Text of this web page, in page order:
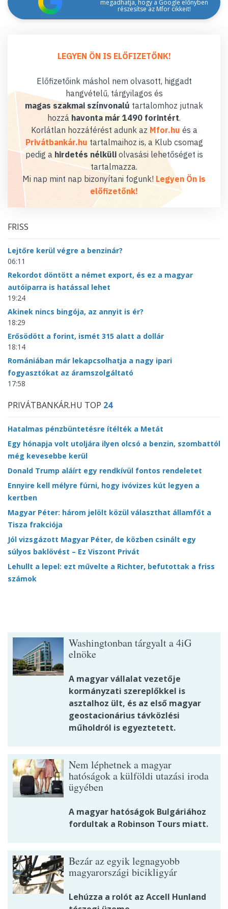
megadhatja, hogy a Google előnyben
részesítse az Mfor cikkeit!
LEGYEN ÖN IS ELŐFIZETŐNK!
Előfizetőink máshol nem olvasott, higgadt
hangvételű, tárgyilagos és
magas szakmai színvonalú tartalomhoz jutnak
hozzáhavonta már 1490 forintért.
Korlátlan hozzáférést adunk az Mfor.hu és a
Privátbankár.hu tartalmaihoz is, a Klub csomag
pedig a hirdetés nélküliolvasási lehetőséget is
tartalmazza.
Mi nap mint nap bizonyítani fogunk! Legyen Ön is
előfizetőnk!
FRISS
Lejtőre kerül végre a benzinár?
06:11
Rekordot döntött a német export, és ez a magyar
autóiparra is hatással lehet
19:24
Akinek nincs bingója, az annyit is ér?
18:29
Erősödött a forint, ismét 315 alatt a dollár
18:14
Romániában már lekapcsolhatja a nagy ipari
fogyasztókat az áramszolgáltató
17:58
PRIVÁTBANKÁR.HU TOP 24
Hatalmas pénzbüntetésre ítélték a Metát
Egy hónapja volt utoljára ilyen olcsó a benzin, szombattól
még kevesebbe kerül
Donald Trump aláírt egy rendkívül fontos rendeletet
Ennyire kell mélyre fúrni, hogy ivóvizes kút legyen a
kertben
Magyar Péter: három jelölt közül választhat államfőt a
Tisza frakciója
Jól vizsgázott Magyar Péter, de közben csinált egy
súlyos baklövést – Ez Viszont Privát
Lehullt a lepel: ezt művelte a Richter, befutottak a friss
számok
Washingtonban tárgyalt a 4iG
elnöke
A magyar vállalat vezetője
kormányzati szereplőkkel is
asztalhoz ült, és az első magyar
geostacionárius távközlési
műholdról is egyeztetett.
Nem léphetnek a magyar
hatóságok a külföldi utazási iroda
ügyében
A magyar hatóságok Bulgáriához
fordultak a Robinson Tours miatt.
Bezár az egyik legnagyobb
magyarországi bicikligyár
Lehúzza a rolót az Accell Hunland